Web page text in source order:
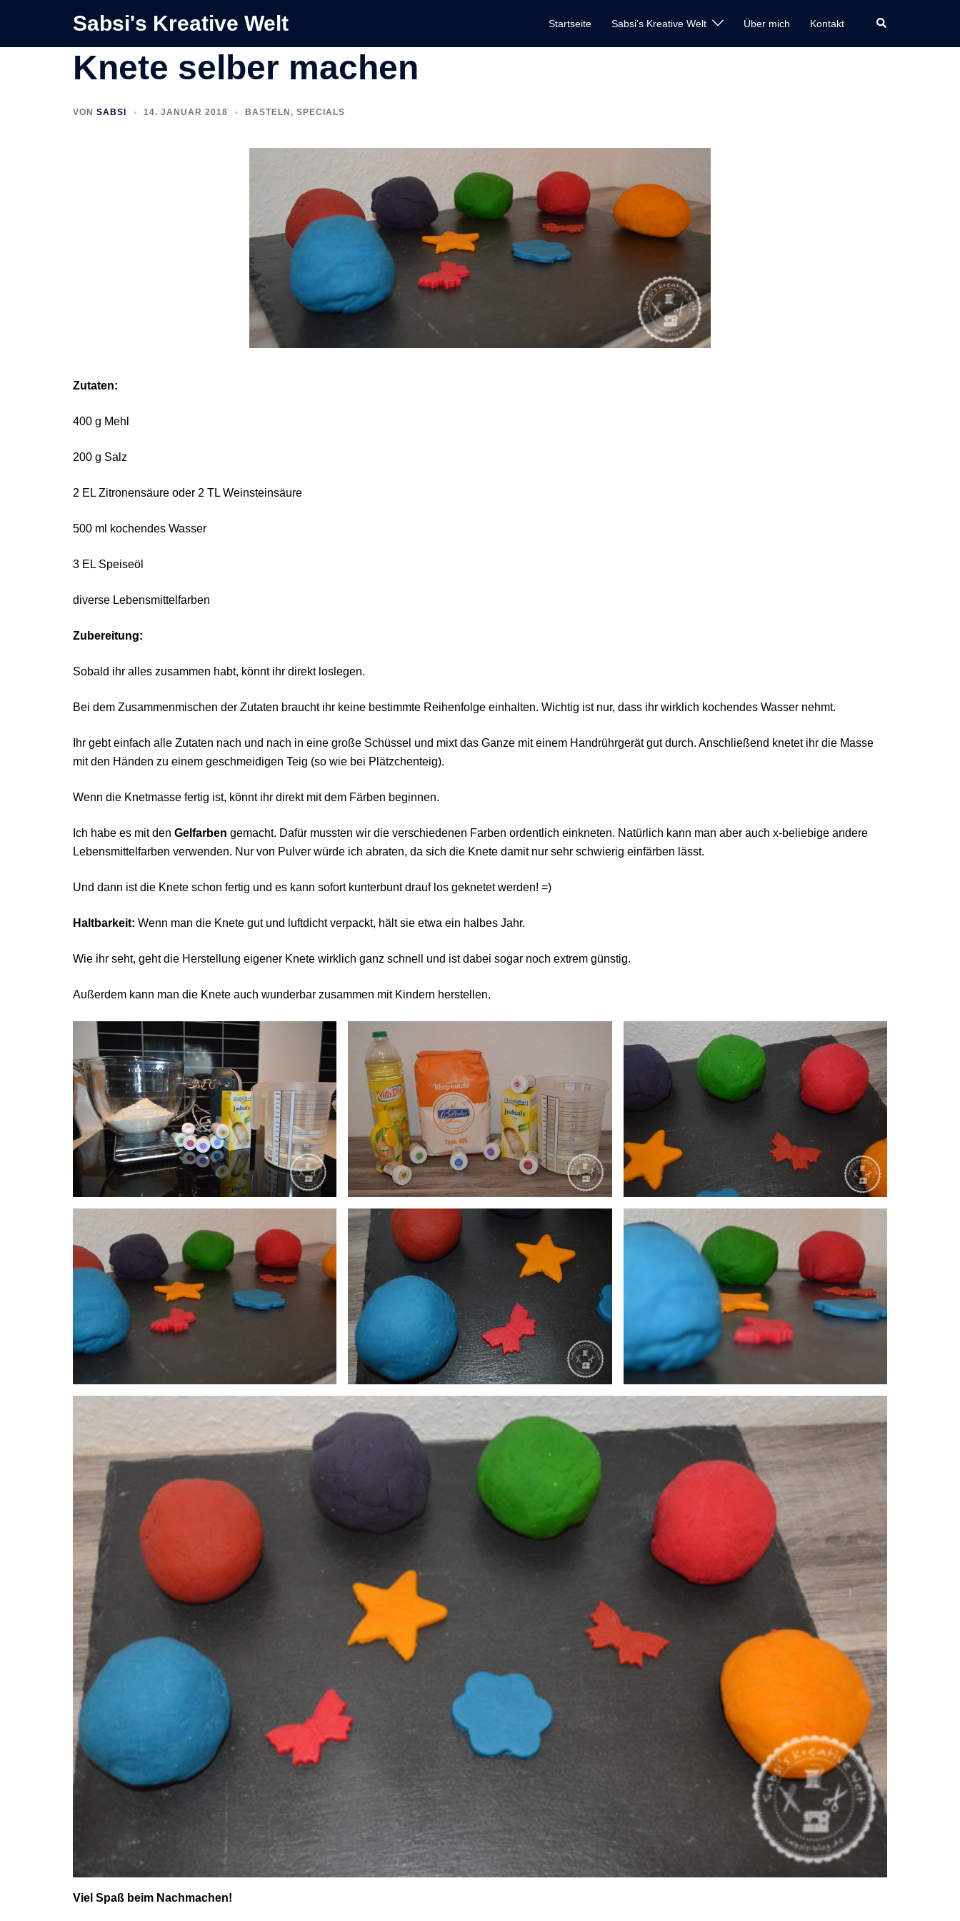
springen
Sabsi's Kreative Welt Startseite Sabsi’s Kreative Welt Über mich Kontakt Suche
Knete selber machen
VON SABSI 14. JANUAR 2018 BASTELN , SPECIALS
Zutaten:
400 g Mehl
200 g Salz
2 EL Zitronensäure oder 2 TL Weinsteinsäure
500 ml kochendes Wasser
3 EL Speiseöl
diverse Lebensmittelfarben
Zubereitung:
Sobald ihr alles zusammen habt, könnt ihr direkt loslegen.
Bei dem Zusammenmischen der Zutaten braucht ihr keine bestimmte Reihenfolge einhalten. Wichtig ist nur, dass ihr wirklich kochendes Wasser nehmt.
Ihr gebt einfach alle Zutaten nach und nach in eine große Schüssel und mixt das Ganze mit einem Handrührgerät gut durch. Anschließend knetet ihr die Masse
mit den Händen zu einem geschmeidigen Teig (so wie bei Plätzchenteig).
Wenn die Knetmasse fertig ist, könnt ihr direkt mit dem Färben beginnen.
Ich habe es mit den Gelfarben gemacht. Dafür mussten wir die verschiedenen Farben ordentlich einkneten. Natürlich kann man aber auch x-beliebige andere
Lebensmittelfarben verwenden. Nur von Pulver würde ich abraten, da sich die Knete damit nur sehr schwierig einfärben lässt.
Und dann ist die Knete schon fertig und es kann sofort kunterbunt drauf los geknetet werden! =)
Haltbarkeit: Wenn man die Knete gut und luftdicht verpackt, hält sie etwa ein halbes Jahr.
Wie ihr seht, geht die Herstellung eigener Knete wirklich ganz schnell und ist dabei sogar noch extrem günstig.
Außerdem kann man die Knete auch wunderbar zusammen mit Kindern herstellen.
Viel Spaß beim Nachmachen!